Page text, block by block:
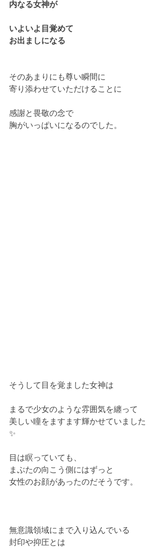
内なる女神が
いよいよ目覚めて
お出ましになる
そのあまりにも尊い瞬間に
寄り添わせていただけることに
感謝と畏敬の念で
胸がいっぱいになるのでした。
そうして目を覚ました女神は
まるで少女のような雰囲気を纏って
美しい瞳をますます輝かせていました
✨
目は瞑っていても、
まぶたの向こう側にはずっと
女性のお顔があったのだそうです。
無意識領域にまで入り込んでいる
封印や抑圧とは